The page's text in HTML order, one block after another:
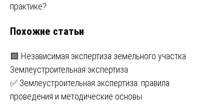
записям
практике?
Похожие статьи
🟩 Независимая экспертиза земельного участка
Землеустроительная экспертиза
✅ Землеустроительная экспертиза: правила
проведения и методические основы